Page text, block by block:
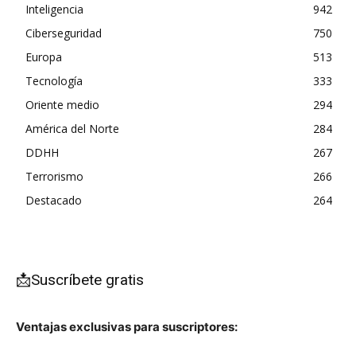
Inteligencia
942
Ciberseguridad
750
Europa
513
Tecnología
333
Oriente medio
294
América del Norte
284
DDHH
267
Terrorismo
266
Destacado
264
📩Suscríbete gratis
Ventajas exclusivas para suscriptores: